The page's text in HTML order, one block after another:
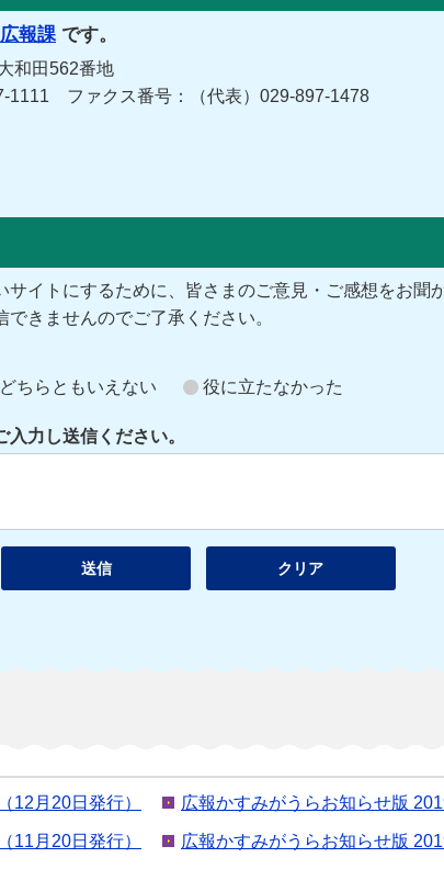
報課 です。
和田562番地
1111 ファクス番号：（代表）029-897-1478
イトにするために、皆さまのご意見・ご感想をお聞
きませんのでご了承ください。
どちらともいえない 役に立たなかった
力し送信ください。
12月20日発行） 広報かすみがうらお知らせ版
11月20日発行） 広報かすみがうらお知らせ版